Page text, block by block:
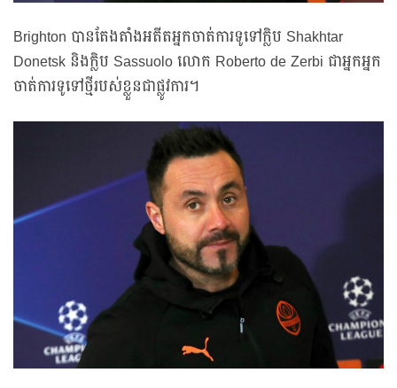
Brighton បានតែងតាំងអតីតអ្នកចាត់ការទូទៅក្លិប Shakhtar
Donetsk និងក្លិប Sassuolo លោក Roberto de Zerbi ជាអ្នកអ្នក
ចាត់ការទូទៅថ្មីរបស់ខ្លួនជាផ្លូវការ។